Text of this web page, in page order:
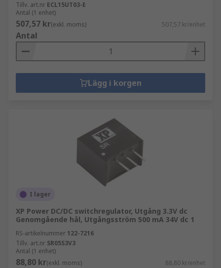
Tillv. art.nr ECL15UT03-E
Antal (1 enhet)
507,57 kr(exkl. moms) 507,57 kr/enhet
Antal
Lägg i korgen
I lager
XP Power DC/DC switchregulator, Utgång 3.3V dc
Genomgående hål, Utgångsström 500 mA 34V dc 1
RS-artikelnummer 122-7216
Tillv. art.nr SR05S3V3
Antal (1 enhet)
88,80 kr(exkl. moms) 88,80 kr/enhet